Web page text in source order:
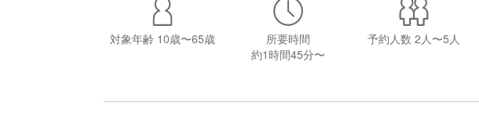
対象年齢 10歳〜65歳
所要時間
約1時間45分〜
予約人数 2人〜5人